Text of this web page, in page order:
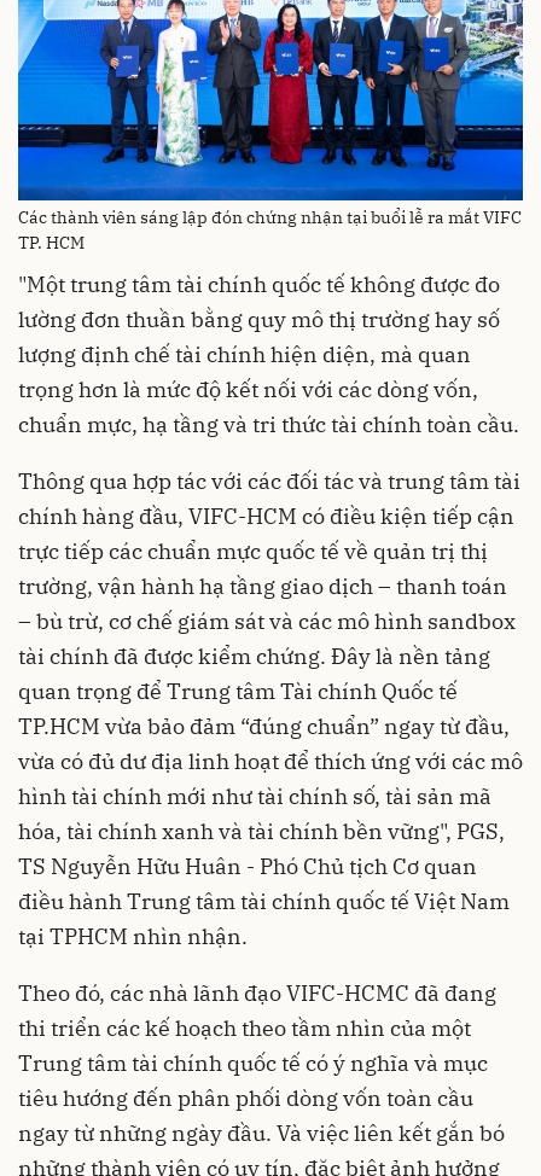
Các thành viên sáng lập đón chứng nhận tại buổi lễ ra mắt VIFC
TP. HCM
"Một trung tâm tài chính quốc tế không được đo
lường đơn thuần bằng quy mô thị trường hay số
lượng định chế tài chính hiện diện, mà quan
trọng hơn là mức độ kết nối với các dòng vốn,
chuẩn mực, hạ tầng và tri thức tài chính toàn cầu.
Thông qua hợp tác với các đối tác và trung tâm tài
chính hàng đầu, VIFC-HCM có điều kiện tiếp cận
trực tiếp các chuẩn mực quốc tế về quản trị thị
trường, vận hành hạ tầng giao dịch – thanh toán
– bù trừ, cơ chế giám sát và các mô hình sandbox
tài chính đã được kiểm chứng. Đây là nền tảng
quan trọng để Trung tâm Tài chính Quốc tế
TP.HCM vừa bảo đảm “đúng chuẩn” ngay từ đầu,
vừa có đủ dư địa linh hoạt để thích ứng với các mô
hình tài chính mới như tài chính số, tài sản mã
hóa, tài chính xanh và tài chính bền vững", PGS,
TS Nguyễn Hữu Huân - Phó Chủ tịch Cơ quan
điều hành Trung tâm tài chính quốc tế Việt Nam
tại TPHCM nhìn nhận.
Theo đó, các nhà lãnh đạo VIFC-HCMC đã đang
thi triển các kế hoạch theo tầm nhìn của một
Trung tâm tài chính quốc tế có ý nghĩa và mục
tiêu hướng đến phân phối dòng vốn toàn cầu
ngay từ những ngày đầu. Và việc liên kết gắn bó
những thành viên có uy tín, đặc biệt ảnh hưởng